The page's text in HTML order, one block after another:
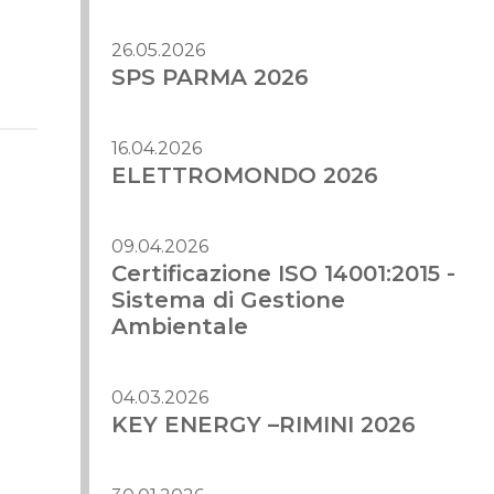
26.05.2026
SPS PARMA 2026
16.04.2026
ELETTROMONDO 2026
09.04.2026
Certificazione ISO 14001:2015 -
Sistema di Gestione
Ambientale
04.03.2026
KEY ENERGY –RIMINI 2026